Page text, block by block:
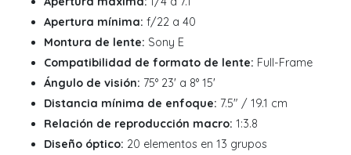
Apertura mínima: f/22 a 40
Montura de lente: Sony E
Compatibilidad de formato de lente: Full-Frame
Ángulo de visión: 75° 23' a 8° 15'
Distancia mínima de enfoque: 7.5" / 19.1 cm
Relación de reproducción macro: 1:3.8
Diseño óptico: 20 elementos en 13 grupos